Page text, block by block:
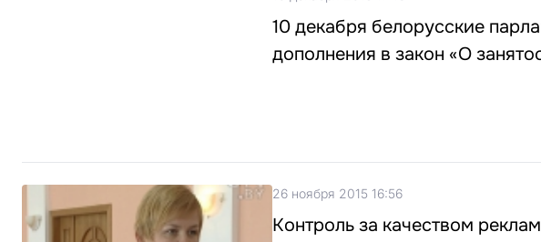
10 декабря белорусские
дополнения в закон «О
26 ноября 2015 16:56
Контроль за качеством